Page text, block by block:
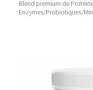
Blend premium de
Enzymes/Probiotiques/